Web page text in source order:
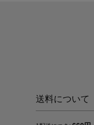
送料について